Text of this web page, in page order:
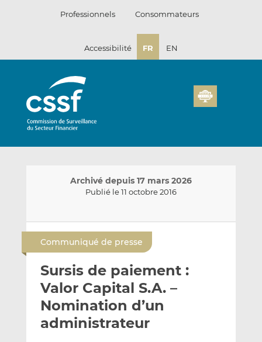
Professionnels Consommateurs
Accessibilité FR EN
Archivé depuis 17 mars 2026
Publié le 11 octobre 2016
n
v
o
y
e
r
p
a
a
r
t
a
g
e
r
s
a
r
t
a
g
e
r
s
Communiqué de presse
Sursis de paiement :
Valor Capital S.A. –
Nomination d’un
administrateur